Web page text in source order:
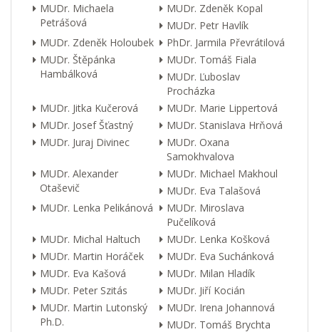
MUDr. Michaela
Petrášová
MUDr. Zdeněk Kopal
MUDr. Petr Havlík
MUDr. Zdeněk Holoubek
PhDr. Jarmila Převrátilová
MUDr. Štěpánka
Hambálková
MUDr. Tomáš Fiala
MUDr. Ľuboslav
Procházka
MUDr. Jitka Kučerová
MUDr. Marie Lippertová
MUDr. Josef Šťastný
MUDr. Stanislava Hrňová
MUDr. Juraj Divinec
MUDr. Oxana
Samokhvalova
MUDr. Alexander
Otaševič
MUDr. Michael Makhoul
MUDr. Eva Talašová
MUDr. Lenka Pelikánová
MUDr. Miroslava
Pučelíková
MUDr. Michal Haltuch
MUDr. Lenka Košková
MUDr. Martin Horáček
MUDr. Eva Suchánková
MUDr. Eva Kašová
MUDr. Milan Hladík
MUDr. Peter Szitás
MUDr. Jiří Kocián
MUDr. Martin Lutonský
Ph.D.
MUDr. Irena Johannová
MUDr. Tomáš Brychta